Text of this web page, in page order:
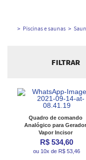
Piscinas e saunas
FILTRAR
Ordenar por:
Quadro de comando
Analógico para Gerador
Vapor Incisor
R$ 534,60
ou 10x de R$ 53,46